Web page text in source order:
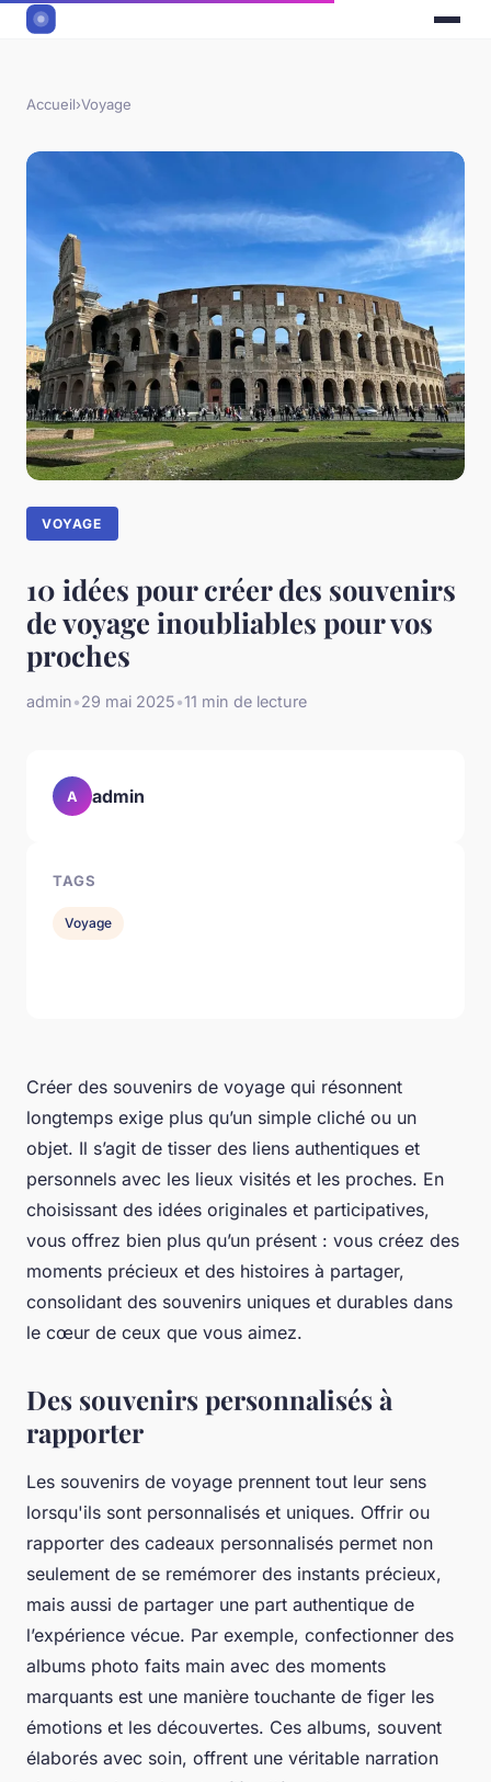
Accueil›Voyage
VOYAGE
10 idées pour créer des souvenirs
de voyage inoubliables pour vos
proches
admin•29 mai 2025•11 min de lecture
Créer des souvenirs de voyage qui résonnent
longtemps exige plus qu’un simple cliché ou un
objet. Il s’agit de tisser des liens authentiques et
personnels avec les lieux visités et les proches. En
choisissant des idées originales et participatives,
vous offrez bien plus qu’un présent : vous créez des
moments précieux et des histoires à partager,
consolidant des souvenirs uniques et durables dans
le cœur de ceux que vous aimez.
Des souvenirs personnalisés à
rapporter
Les souvenirs de voyage prennent tout leur sens
lorsqu'ils sont personnalisés et uniques. Offrir ou
rapporter des cadeaux personnalisés permet non
seulement de se remémorer des instants précieux,
mais aussi de partager une part authentique de
l’expérience vécue. Par exemple, confectionner des
albums photo faits main avec des moments
marquants est une manière touchante de figer les
émotions et les découvertes. Ces albums, souvent
élaborés avec soin, offrent une véritable narration
A admin
TAGS
Voyage